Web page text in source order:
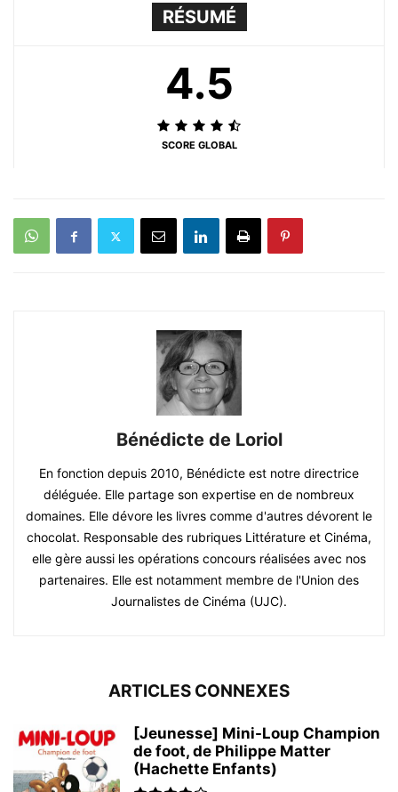
RÉSUMÉ
4.5
SCORE GLOBAL
Bénédicte de Loriol
En fonction depuis 2010, Bénédicte est notre directrice
déléguée. Elle partage son expertise en de nombreux
domaines. Elle dévore les livres comme d'autres dévorent le
chocolat. Responsable des rubriques Littérature et Cinéma,
elle gère aussi les opérations concours réalisées avec nos
partenaires. Elle est notamment membre de l'Union des
Journalistes de Cinéma (UJC).
ARTICLES CONNEXES
[Jeunesse] Mini-Loup Champion
de foot, de Philippe Matter
(Hachette Enfants)